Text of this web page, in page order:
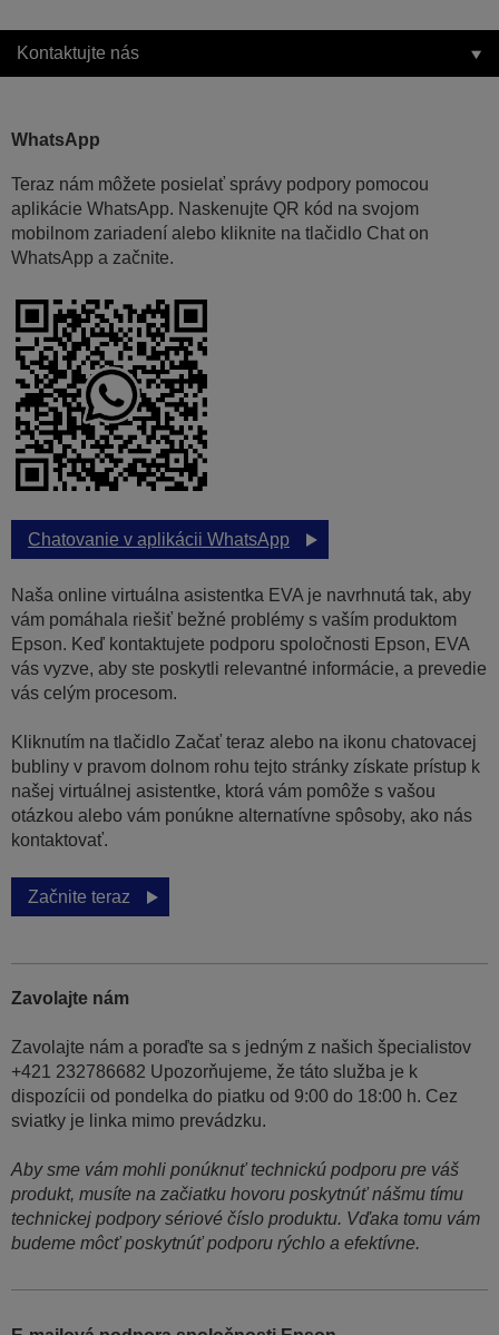
Kontaktujte nás
WhatsApp
Teraz nám môžete posielať správy podpory pomocou
aplikácie WhatsApp. Naskenujte QR kód na svojom
mobilnom zariadení alebo kliknite na tlačidlo Chat on
WhatsApp a začnite.
Chatovanie v aplikácii WhatsApp
Naša online virtuálna asistentka EVA je navrhnutá tak, aby
vám pomáhala riešiť bežné problémy s vaším produktom
Epson. Keď kontaktujete podporu spoločnosti Epson, EVA
vás vyzve, aby ste poskytli relevantné informácie, a prevedie
vás celým procesom.
Kliknutím na tlačidlo Začať teraz alebo na ikonu chatovacej
bubliny v pravom dolnom rohu tejto stránky získate prístup k
našej virtuálnej asistentke, ktorá vám pomôže s vašou
otázkou alebo vám ponúkne alternatívne spôsoby, ako nás
kontaktovať.
Začnite teraz
Zavolajte nám
Zavolajte nám a poraďte sa s jedným z našich špecialistov
+421 232786682 Upozorňujeme, že táto služba je k
dispozícii od pondelka do piatku od 9:00 do 18:00 h. Cez
sviatky je linka mimo prevádzku.
Aby sme vám mohli ponúknuť technickú podporu pre váš
produkt, musíte na začiatku hovoru poskytnúť nášmu tímu
technickej podpory sériové číslo produktu. Vďaka tomu vám
budeme môcť poskytnúť podporu rýchlo a efektívne.